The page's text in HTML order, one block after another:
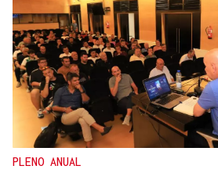
CRISIS HUMANITARIA
La Policía Nacional inicia el
que quedan en Ceuta tras la
PLENO ANUAL